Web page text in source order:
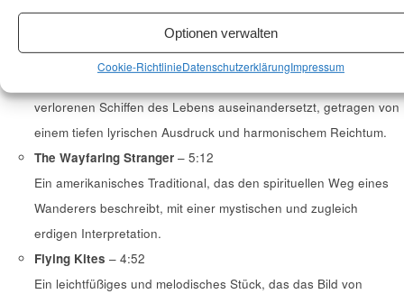
Optionen verwalten
Cookie-RichtlinieDatenschutzerklärungImpressum
untermalt von einer atmosphärischen Instrumentierung.
Lost Ships– 5:22
verlorenen Schiffen des Lebens auseinandersetzt, getragen von
einem tiefen lyrischen Ausdruck und harmonischem Reichtum.
The Wayfaring Stranger– 5:12
Ein amerikanisches Traditional, das den spirituellen Weg eines
Wanderers beschreibt, mit einer mystischen und zugleich
erdigen Interpretation.
Flying Kites – 4:52
Ein leichtfüßiges und melodisches Stück, das das Bild von